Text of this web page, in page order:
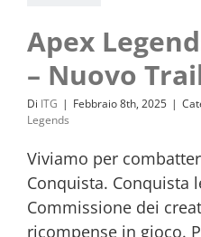
Apex
– Nuovo
Di ITG | Febbraio 8th, 2025 |
Legends
Viviamo per
Conquista. Conquista
Commissione dei
ricompense in gioco.